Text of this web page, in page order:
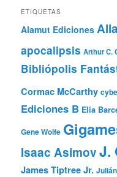
ETIQUETAS
Alamut Ediciones
apocalipsis Arthur C.
Bibliópolis
Cormac McCarthy
Ediciones B Elia
Gene Wolfe
Isaac AsimovJ.
James Tiptree Jr.